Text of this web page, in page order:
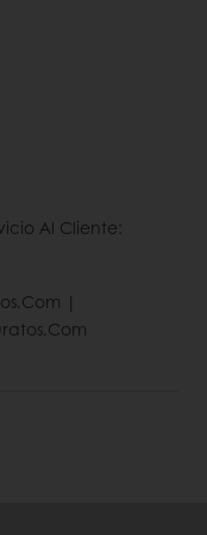
Al Cliente:
|